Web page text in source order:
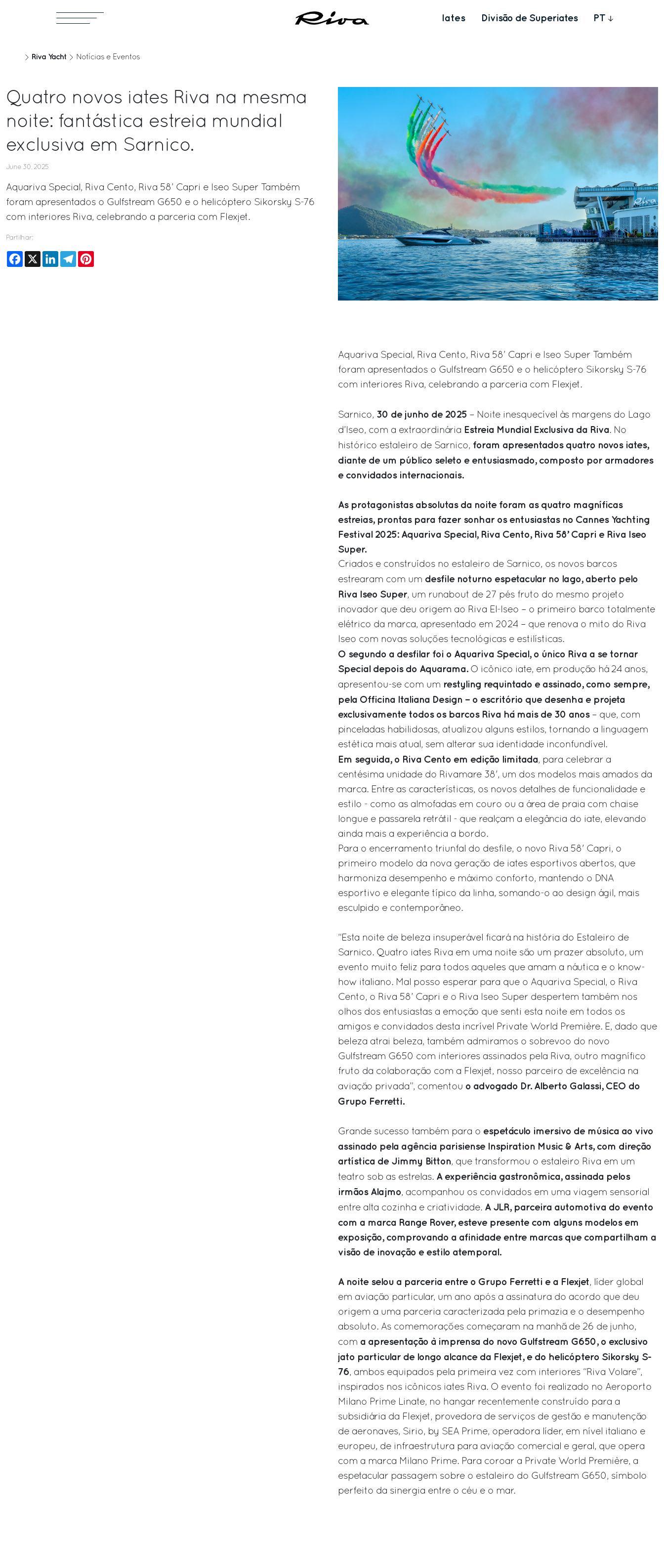
Iates Divisão de Superiates PT
Riva Yacht Notícias e Eventos
Quatro novos iates Riva na mesma
noite: fantástica estreia mundial
exclusiva em Sarnico.
June 30, 2025
Aquariva Special, Riva Cento, Riva 58’ Capri e Iseo Super Também
foram apresentados o Gulfstream G650 e o helicóptero Sikorsky S-76
com interiores Riva, celebrando a parceria com Flexjet.
Partilhar:
Facebook
X LinkedInTelegram
Aquariva Special, Riva Cento, Riva 58’ Capri e Iseo Super Também
foram apresentados o Gulfstream G650 e o helicóptero Sikorsky S-76
com interiores Riva, celebrando a parceria com Flexjet.
Sarnico, 30 de junho de 2025 – Noite inesquecível às margens do Lago
d’Iseo, com a extraordinária Estreia Mundial Exclusiva da Riva. No
histórico estaleiro de Sarnico, foram apresentados quatro novos iates,
diante de um público seleto e entusiasmado, composto por armadores
e convidados internacionais.
As protagonistas absolutas da noite foram as quatro magníficas
estreias, prontas para fazer sonhar os entusiastas no Cannes Yachting
Festival 2025: Aquariva Special, Riva Cento, Riva 58’ Capri e Riva Iseo
Super.
Criados e construídos no estaleiro de Sarnico, os novos barcos
estrearam com um desfile noturno espetacular no lago, aberto pelo
Riva Iseo Super, um runabout de 27 pés fruto do mesmo projeto
inovador que deu origem ao Riva El-Iseo – o primeiro barco totalmente
elétrico da marca, apresentado em 2024 – que renova o mito do Riva
Iseo com novas soluções tecnológicas e estilísticas.
O segundo a desfilar foi o Aquariva Special, o único Riva a se tornar
Special depois do Aquarama.O icônico iate, em produção há 24 anos,
apresentou-se com um restyling requintado e assinado, como sempre,
pela Officina Italiana Design – o escritório que desenha e projeta
exclusivamente todos os barcos Riva há mais de 30 anos – que, com
pinceladas habilidosas, atualizou alguns estilos, tornando a linguagem
estética mais atual, sem alterar sua identidade inconfundível.
Em seguida, o Riva Cento em edição limitada, para celebrar a
centésima unidade do Rivamare 38', um dos modelos mais amados da
marca. Entre as características, os novos detalhes de funcionalidade e
estilo - como as almofadas em couro ou a área de praia com chaise
longue e passarela retrátil - que realçam a elegância do iate, elevando
ainda mais a experiência a bordo.
Para o encerramento triunfal do desfile, o novo Riva 58' Capri, o
primeiro modelo da nova geração de iates esportivos abertos, que
harmoniza desempenho e máximo conforto, mantendo o DNA
esportivo e elegante típico da linha, somando-o ao design ágil, mais
esculpido e contemporâneo.
“Esta noite de beleza insuperável ficará na história do Estaleiro de
Sarnico. Quatro iates Riva em uma noite são um prazer absoluto, um
evento muito feliz para todos aqueles que amam a náutica e o know-
how italiano. Mal posso esperar para que o Aquariva Special, o Riva
Cento, o Riva 58’ Capri e o Riva Iseo Super despertem também nos
olhos dos entusiastas a emoção que senti esta noite em todos os
amigos e convidados desta incrível Private World Première. E, dado que
beleza atrai beleza, também admiramos o sobrevoo do novo
Gulfstream G650 com interiores assinados pela Riva, outro magnífico
fruto da colaboração com a Flexjet, nosso parceiro de excelência na
aviação privada”, comentou o advogado Dr. Alberto Galassi, CEO do
Grupo Ferretti.
Grande sucesso também para o espetáculo imersivo de música ao vivo
assinado pela agência parisiense Inspiration Music & Arts, com direção
artística de Jimmy Bitton, que transformou o estaleiro Riva em um
teatro sob as estrelas. A experiência gastronômica, assinada pelos
irmãos Alajmo, acompanhou os convidados em uma viagem sensorial
entre alta cozinha e criatividade. A JLR, parceira automotiva do evento
com a marca Range Rover, esteve presente com alguns modelos em
exposição, comprovando a afinidade entre marcas que compartilham a
visão de inovação e estilo atemporal.
A noite selou a parceria entre o Grupo Ferretti e a Flexjet, líder global
em aviação particular, um ano após a assinatura do acordo que deu
origem a uma parceria caracterizada pela primazia e o desempenho
absoluto. As comemorações começaram na manhã de 26 de junho,
com a apresentação à imprensa do novo Gulfstream G650, o exclusivo
jato particular de longo alcance da Flexjet, e do helicóptero Sikorsky S-
76, ambos equipados pela primeira vez com interiores “Riva Volare”,
inspirados nos icônicos iates Riva. O evento foi realizado no Aeroporto
Milano Prime Linate, no hangar recentemente construído para a
subsidiária da Flexjet, provedora de serviços de gestão e manutenção
de aeronaves, Sirio, by SEA Prime, operadora líder, em nível italiano e
europeu, de infraestrutura para aviação comercial e geral, que opera
com a marca Milano Prime. Para coroar a Private World Première, a
espetacular passagem sobre o estaleiro do Gulfstream G650, símbolo
perfeito da sinergia entre o céu e o mar.